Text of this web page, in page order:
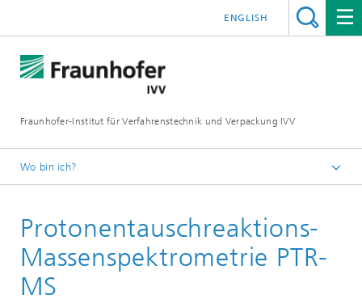
Fraunhofer-Institut für Verfahrenstechnik und Verpackung IVV
ENGLISH
Wo bin ich?
Produktwirkung
Protonentauschreaktions-
Massenspektrometrie PTR-
MS